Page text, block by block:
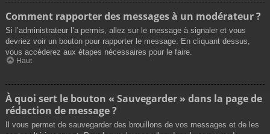
Comment rapporter des messages à un modérateur ?
Si l’administrateur l’a permis, allez sur le message à signaler et vous
devriez voir un bouton pour rapporter le message. En cliquant dessus,
vous accéderez aux étapes nécessaires pour le faire.
Haut
À quoi sert le bouton « Sauvegarder » dans la page de
rédaction de message ?
Il vous permet de sauvegarder des brouillons de vos messages et de les